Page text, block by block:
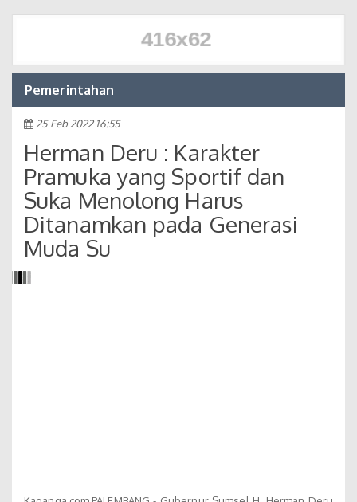
Pemerintahan
25 Feb 2022 16:55
Herman Deru : Karakter
Pramuka yang Sportif dan
Suka Menolong Harus
Ditanamkan pada Generasi
Muda Su